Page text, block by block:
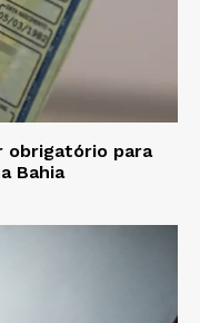
obrigatório para
Bahia